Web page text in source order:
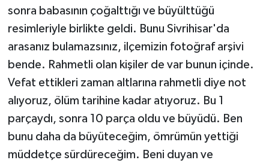
sonra babasının çoğalttığı ve büyülttüğü
resimleriyle birlikte geldi. Bunu Sivrihisar'da
arasanız bulamazsınız, ilçemizin fotoğraf arşivi
bende. Rahmetli olan kişiler de var bunun içinde.
Vefat ettikleri zaman altlarına rahmetli diye not
alıyoruz, ölüm tarihine kadar atıyoruz. Bu 1
parçaydı, sonra 10 parça oldu ve büyüdü. Ben
bunu daha da büyüteceğim, ömrümün yettiği
müddetçe sürdüreceğim. Beni duyan ve